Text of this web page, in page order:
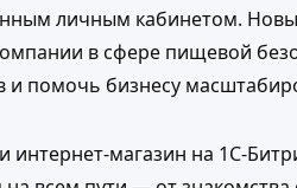
личным кабинетом.
в сфере пищевой
и помочь бизнесу
интернет-магазин на 1С-